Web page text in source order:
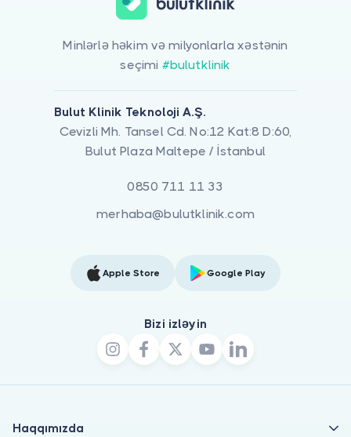
Minlərlə həkim və milyonlarla xəstənin
seçimi #bulutklinik
Bulut Klinik Teknoloji A.Ş.
Cevizli Mh. Tansel Cd. No:12 Kat:8 D:60,
Bulut Plaza Maltepe / İstanbul
0850 711 11 33
merhaba@bulutklinik.com
Apple Store Google Play
Bizi izləyin
Haqqımızda